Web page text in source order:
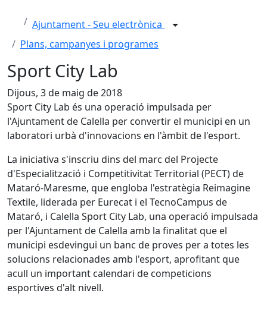
Ajuntament - Seu electrònica
Plans, campanyes i programes
Sport City Lab
Dijous, 3 de maig de 2018
Sport City Lab és una operació impulsada per
l'Ajuntament de Calella per convertir el municipi en un
laboratori urbà d'innovacions en l'àmbit de l'esport.
La iniciativa s'inscriu dins del marc del Projecte
d'Especialització i Competitivitat Territorial (PECT) de
Mataró-Maresme, que engloba l'estratègia Reimagine
Textile, liderada per Eurecat i el TecnoCampus de
Mataró, i Calella Sport City Lab, una operació impulsada
per l'Ajuntament de Calella amb la finalitat que el
municipi esdevingui un banc de proves per a totes les
solucions relacionades amb l'esport, aprofitant que
acull un important calendari de competicions
esportives d'alt nivell.